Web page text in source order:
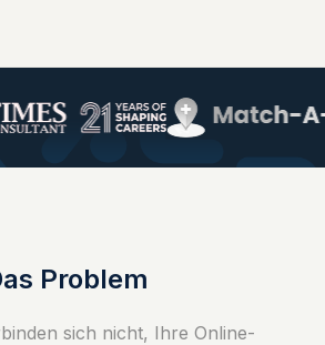
Problem
sich nicht, Ihre Online-